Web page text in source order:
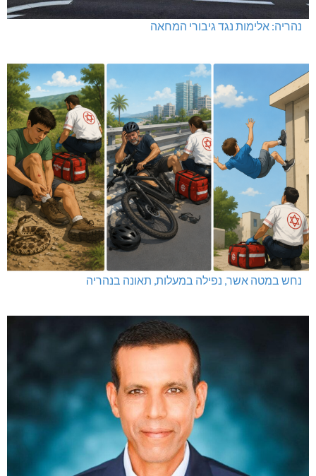
נהריה: אלימות נגד גיבורי המחאה
נחש במטה אשר, נפילה במעלות, תאונה בנהריה